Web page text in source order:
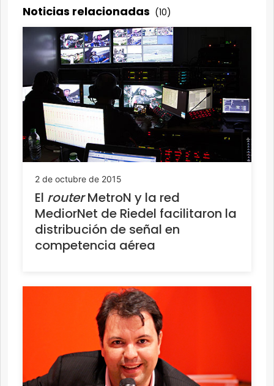
Noticias relacionadas (10)
2 de octubre de 2015
El routerMetroN y la red
MediorNet de Riedel facilitaron la
distribución de señal en
competencia aérea